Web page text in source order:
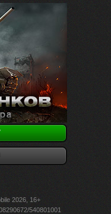
2026, 16+
540801001